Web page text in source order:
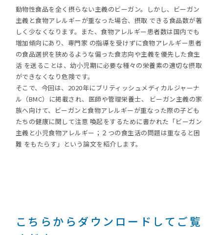
動物性食品を全く摂らない主義のビーガン。しかし、ビーガン
主義と食物アレルギーが重なった場合、摂取 できる食品数が著
しく少なくなります。また、食物アレルギー患者数は国内でも
増加傾向にあり、専門家 の指導を受けずに食物アレルギー患者
の食品選択を狭めるような偏った食志向や主義を優先した食生
活 を送ることは、幼小児期に必要な種々の栄養素の適切な摂取
ができなくなり危険です。
そこで、今回は、2020年にブリティッシュメディカルジャーナ
ル（BMC）に掲載され、医師や管理栄養士、 ビーガン主義の家
族へ向けて、ビーガンと食物アレルギーが重なった際の子ども
たちの健康に関して注意 喚起をするために書かれた「ビーガン
主義と小児食物アレルギー；２つの食生活の問題は重なると困
難 をもたらす」という論文を紹介します。
こちらからダウンロードしてご覧